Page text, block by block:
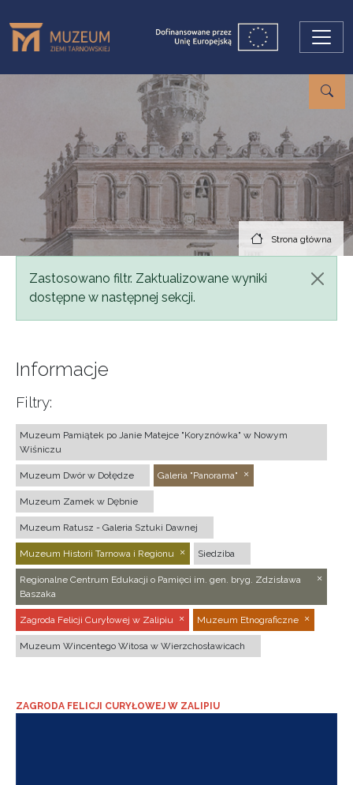
Strona główna
Komunikat
Zastosowano filtr. Zaktualizowane wyniki
dostępne w następnej sekcji.
Informacje
Filtry:
Muzeum Pamiątek po Janie Matejce "Koryznówka" w Nowym
Wiśniczu
Muzeum Dwór w Dołędze Galeria "Panorama"
Muzeum Zamek w Dębnie
Muzeum Ratusz - Galeria Sztuki Dawnej
Muzeum Historii Tarnowa i Regionu Siedziba
Regionalne Centrum Edukacji o Pamięci im. gen. bryg. Zdzisława
Baszaka
Zagroda Felicji Curyłowej w Zalipiu Muzeum Etnograficzne
Muzeum Wincentego Witosa w Wierzchosławicach
ZAGRODA FELICJI CURYŁOWEJ W ZALIPIU